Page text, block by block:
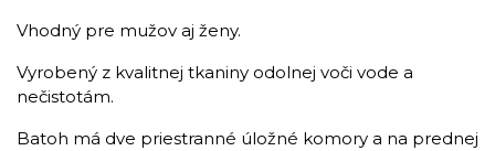
Vhodný pre mužov aj ženy.
Vyrobený z kvalitnej tkaniny odolnej voči vode a
nečistotám.
Batoh má dve priestranné úložné komory a na prednej